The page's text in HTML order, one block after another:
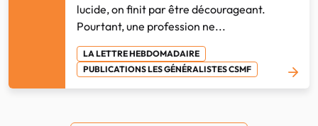
lucide, on finit par être décourageant.
Pourtant, une profession ne...
LA LETTRE HEBDOMADAIRE
PUBLICATIONS LES GÉNÉRALISTES CSMF